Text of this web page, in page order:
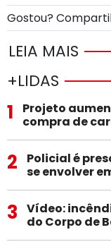
Gostou?
LEIA MAIS
+LIDAS
1
Projeto
compra de
2
Policial é
se envolver
3
Vídeo:
do Corpo de